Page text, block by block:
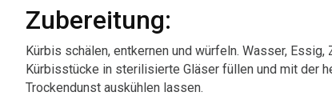
Zubereitung:
Kürbis schälen, entkernen und würfeln. Wasser,
Kürbisstücke in sterilisierte Gläser füllen und mit der
Trockendunst auskühlen lassen.